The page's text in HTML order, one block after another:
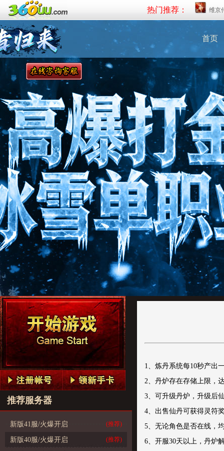
热门推荐： 维京
首页
推荐服务器
新版41服/火爆开启 (推荐)
新版40服/火爆开启 (推荐)
1、炼丹系统每10秒产出
2、丹炉存在存储上限，
3、可升级丹炉，升级后
4、出售仙丹可获得灵符
5、无论角色是否在线，
6、开服30天以上，丹炉